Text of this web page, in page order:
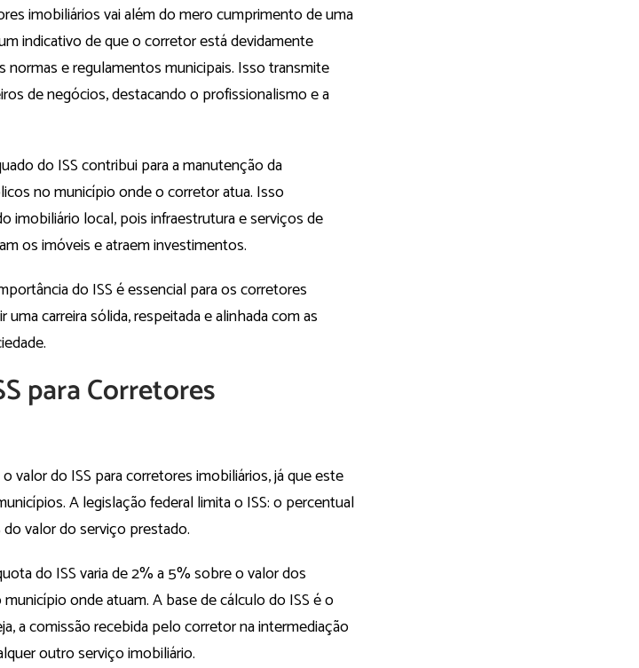
imobiliários vai além do mero cumprimento de uma
indicativo de que o corretor está devidamente
e regulamentos municipais. Isso transmite
de negócios, destacando o profissionalismo e a
do ISS contribui para a manutenção da
no município onde o corretor atua. Isso
imobiliário local, pois infraestrutura e serviços de
os imóveis e atraem investimentos.
do ISS é essencial para os corretores
carreira sólida, respeitada e alinhada com as
para Corretores
valor do ISS para corretores imobiliários, já que este
A legislação federal limita o ISS: o percentual
valor do serviço prestado.
do ISS varia de 2% a 5% sobre o valor dos
onde atuam. A base de cálculo do ISS é o
a comissão recebida pelo corretor na intermediação
outro serviço imobiliário.